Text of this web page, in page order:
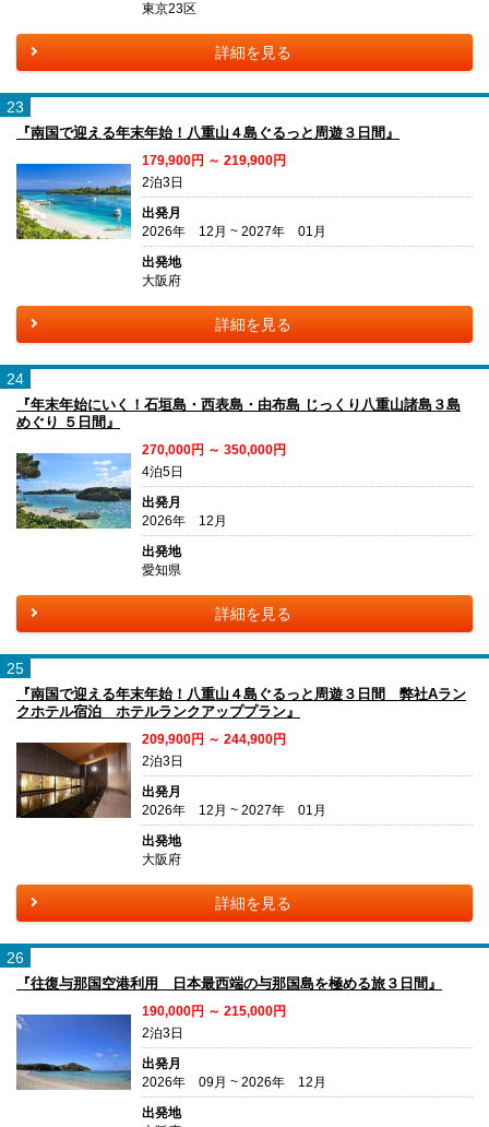
東京23区
詳細を見る
23
『南国で迎える年末年始！八重山４島ぐるっと周遊３日間』
179,900円 ～ 219,900円
2泊3日
出発月
2026年 12月 ~ 2027年 01月
出発地
大阪府
詳細を見る
24
『年末年始にいく！石垣島・西表島・由布島 じっくり八重山諸島３島
めぐり ５日間』
270,000円 ～ 350,000円
4泊5日
出発月
2026年 12月
出発地
愛知県
詳細を見る
25
『南国で迎える年末年始！八重山４島ぐるっと周遊３日間 弊社Aラン
クホテル宿泊 ホテルランクアッププラン』
209,900円 ～ 244,900円
2泊3日
出発月
2026年 12月 ~ 2027年 01月
出発地
大阪府
詳細を見る
26
『往復与那国空港利用 日本最西端の与那国島を極める旅３日間』
190,000円 ～ 215,000円
2泊3日
出発月
2026年 09月 ~ 2026年 12月
出発地